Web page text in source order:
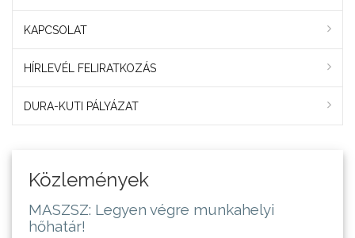
KAPCSOLAT
HÍRLEVÉL FELIRATKOZÁS
DURA-KUTI PÁLYÁZAT
Közlemények
MASZSZ: Legyen végre munkahelyi
hőhatár!